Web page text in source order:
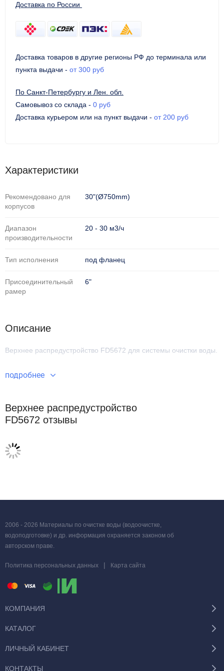
Доставка по России
Доставка товаров в другие регионы РФ до терминала или
пункта выдачи - от 300 руб
По Санкт-Петербургу и Лен. обл.
Самовывоз со склада - 0 руб
Доставка курьером или на пункт выдачи - от 200 руб
Характеристики
Рекомендовано для
корпусов
30"(Ø750mm)
Диапазон
производительности
20 - 30 м3/ч
Тип исполнения под фланец
Присоединительный
рамер
6"
Описание
Верхнее распредустройство FD5672 для системы очистки воды.
подробнее
Верхнее распредустройство
FD5672 отзывы
2006 - 2026 Материалы по очистке воды (водоочистке,
водоподготовке) и др. информация охраняется законом об
авторском праве.
Политика персональных данных | Карта сайта
КОМПАНИЯ
КАТАЛОГ
ЛИЧНЫЙ КАБИНЕТ
КОНТАКТЫ